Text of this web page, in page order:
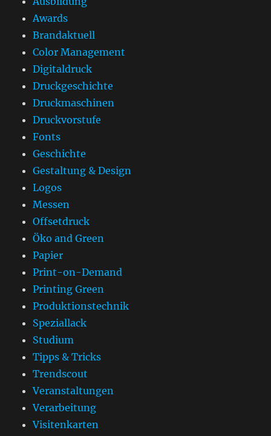
Awards
Brandaktuell
Color Management
Digitaldruck
Druckgeschichte
Druckmaschinen
Druckvorstufe
Fonts
Geschichte
Gestaltung & Design
Logos
Messen
Offsetdruck
Öko and Green
Papier
Print-on-Demand
Printing Green
Produktionstechnik
Speziallack
Studium
Tipps & Tricks
Trendscout
Veranstaltungen
Verarbeitung
Visitenkarten